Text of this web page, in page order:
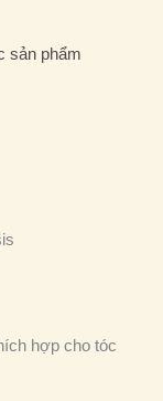
sản phẩm
hợp cho tóc